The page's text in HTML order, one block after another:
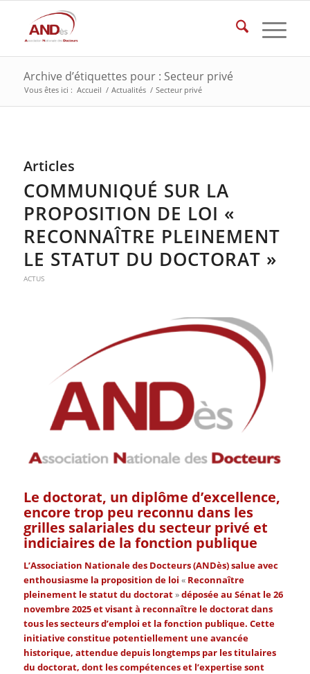
Archive d’étiquettes pour : Secteur privé
Vous êtes ici : Accueil / Actualités / Secteur privé
Articles
COMMUNIQUÉ SUR LA
PROPOSITION DE LOI «
RECONNAÎTRE PLEINEMENT
LE STATUT DU DOCTORAT »
ACTUS
Le doctorat, un diplôme d’excellence,
encore trop peu reconnu dans les
grilles salariales du secteur privé et
indiciaires de la fonction publique
L’Association Nationale des Docteurs (ANDès) salue avec
enthousiasme la proposition de loi « Reconnaître
pleinement le statut du doctorat»déposée au Sénat le 26
novembre 2025 et visant à reconnaître le doctorat dans
tous les secteurs d’emploi et la fonction publique. Cette
initiative constitue potentiellement une avancée
historique, attendue depuis longtemps par les titulaires
du doctorat, dont les compétences et l’expertise sont